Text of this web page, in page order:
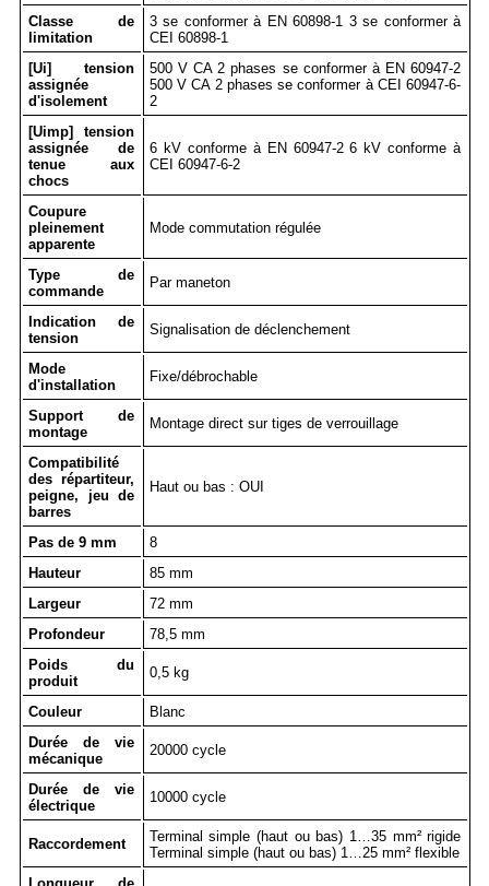
Classe de
limitation
3 se conformer à EN 60898-1 3 se conformer à
CEI 60898-1
[Ui] tension
assignée
d'isolement
500 V CA 2 phases se conformer à EN 60947-2
500 V CA 2 phases se conformer à CEI 60947-6-
2
[Uimp] tension
assignée de
tenue aux
chocs
6 kV conforme à EN 60947-2 6 kV conforme à
CEI 60947-6-2
Coupure
pleinement
apparente
Mode commutation régulée
Type de
commande
Par maneton
Indication de
tension
Signalisation de déclenchement
Mode
d'installation
Fixe/débrochable
Support de
montage
Montage direct sur tiges de verrouillage
Compatibilité
des répartiteur,
peigne, jeu de
barres
Haut ou bas : OUI
Pas de 9 mm
8
Hauteur
85 mm
Largeur
72 mm
Profondeur
78,5 mm
Poids du
produit
0,5 kg
Couleur
Blanc
Durée de vie
mécanique
20000 cycle
Durée de vie
électrique
10000 cycle
Raccordement
Terminal simple (haut ou bas) 1…35 mm² rigide
Terminal simple (haut ou bas) 1…25 mm² flexible